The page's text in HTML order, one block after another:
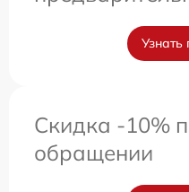
Узнать
Скидка -10%
обращении